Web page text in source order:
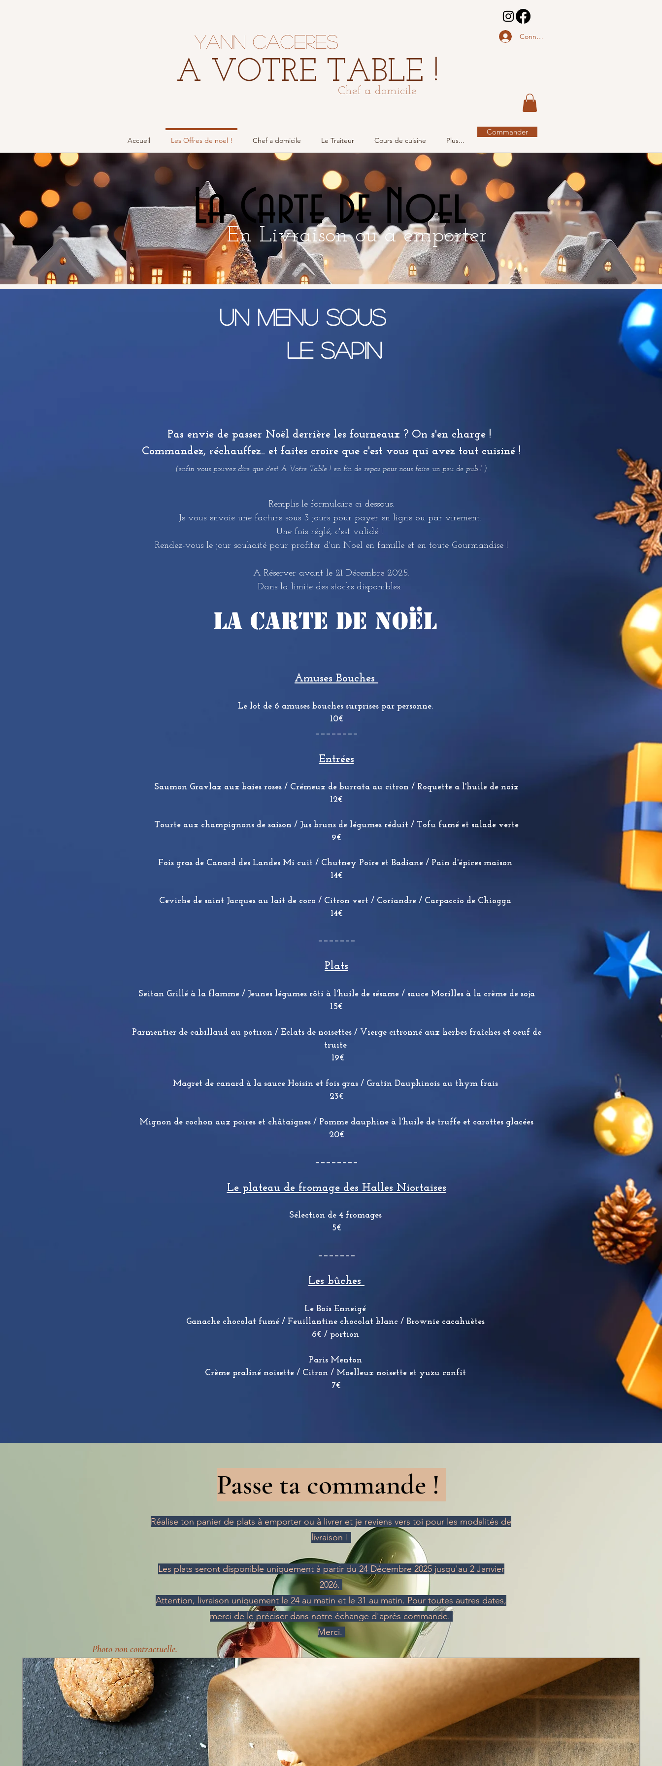
A VOTRE TABLE !
Chef a domicile
Yann Caceres
Accueil Les Offres de noel ! Chef a domicile Le Traiteur Cours de cuisine Plus...
Connectez-vous.
Commander
La Carte de Noel
En Livraison ou à emporter
Un Menu sous
le sapin
Pas envie de passer Noël derrière les fourneaux ? On s'en charge !
Commandez, réchauffez.. et faites croire que c'est vous qui avez tout cuisiné !
(enfin vous pouvez dire que c'est A Votre Table ! en fin de repas pour nous faire un peu de pub ! )
Remplis le formulaire ci dessous.
Je vous envoie une facture sous 3 jours pour payer en ligne ou par virement.
Une fois réglé, c'est validé !
Rendez-vous le jour souhaité pour profiter d'un Noel en famille et en toute Gourmandise !
A Réserver avant le 21 Décembre 2025.
Dans la limite des stocks disponibles.
La carte De Noël
Amuses Bouches
Le lot de 6 amuses bouches surprises par personne.
10€
​________
Entrées
Saumon Gravlax aux baies roses / Crémeux de burrata au citron / Roquette a l'huile de noix
12€
Tourte aux champignons de saison / Jus bruns de légumes réduit / Tofu fumé et salade verte
9€
Fois gras de Canard des Landes Mi cuit / Chutney Poire et Badiane / Pain d'épices maison
14€
Ceviche de saint Jacques au lait de coco / Citron vert / Coriandre / Carpaccio de Chiogga
14€
_______
Plats
Seitan Grillé à la flamme / Jeunes légumes rôti à l'huile de sésame ​/ sauce Morilles à la crème de soja
15€
Parmentier de cabillaud au potiron / Eclats de noisettes / Vierge citronné aux herbes fraîches et oeuf de
truite
19€
Magret de canard à la sauce Hoisin et fois gras / Gratin Dauphinois au thym frais
23€
Mignon de cochon aux poires et châtaignes / Pomme dauphine à l'huile de truffe et carottes glacées
20€
________
Le plateau de fromage des Halles Niortaises
Sélection de 4 fromages
5€
_______
Les bûches
Le Bois Enneigé
Ganache chocolat fumé / Feuillantine chocolat blanc / Brownie cacahuètes
6€ / portion
Paris Menton
Crème praliné noisette / Citron / Moelleux noisette et yuzu confit
7€
Passe ta commande !
Réalise ton panier de plats à emporter ou à livrer et je reviens vers toi pour les modalités de
livraison !
Les plats seront disponible uniquement à partir du 24 Décembre 2025 jusqu'au 2 Janvier
2026.
Attention, livraison uniquement le 24 au matin et le 31 au matin. Pour toutes autres dates,
merci de le préciser dans notre échange d'après commande.
Merci.
Photo non contractuelle.